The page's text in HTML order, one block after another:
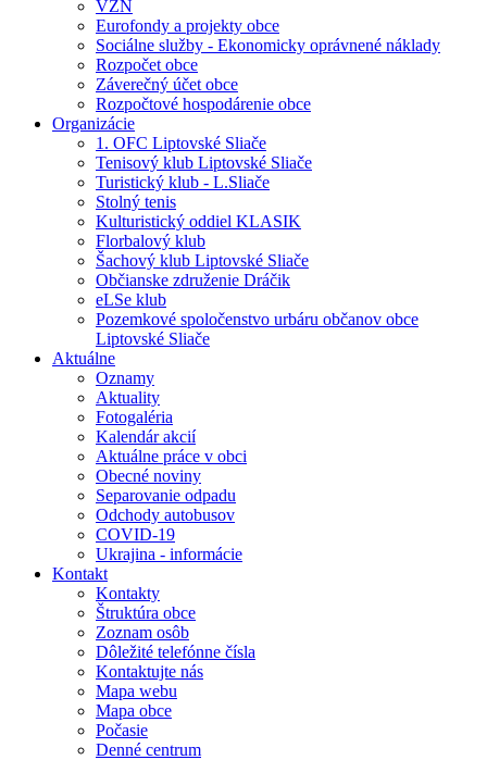
VZN
Eurofondy a projekty obce
Sociálne služby - Ekonomicky oprávnené náklady
Rozpočet obce
Záverečný účet obce
Rozpočtové hospodárenie obce
Organizácie
1. OFC Liptovské Sliače
Tenisový klub Liptovské Sliače
Turistický klub - L.Sliače
Stolný tenis
Kulturistický oddiel KLASIK
Florbalový klub
Šachový klub Liptovské Sliače
Občianske združenie Dráčik
eLSe klub
Pozemkové spoločenstvo urbáru občanov obce
Liptovské Sliače
Aktuálne
Oznamy
Aktuality
Fotogaléria
Kalendár akcií
Aktuálne práce v obci
Obecné noviny
Separovanie odpadu
Odchody autobusov
COVID-19
Ukrajina - informácie
Kontakt
Kontakty
Štruktúra obce
Zoznam osôb
Dôležité telefónne čísla
Kontaktujte nás
Mapa webu
Mapa obce
Počasie
Denné centrum